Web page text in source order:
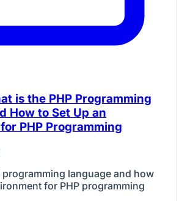
is the PHP Programming
How to Set Up an
PHP Programming
programming language and how
for PHP programming